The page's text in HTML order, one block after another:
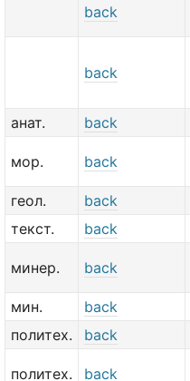
back
back
анат.
back
мор. back
геол.
back
текст.
back
минер. back
мин.
back
политех.
back
политех. back